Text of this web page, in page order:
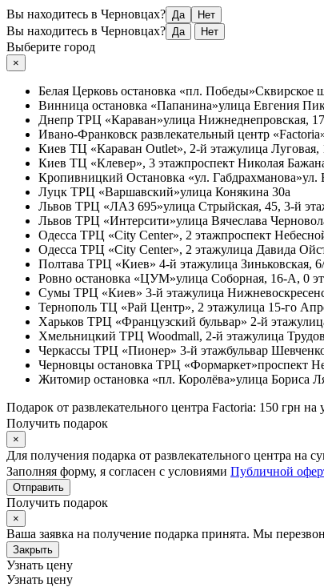
Вы находитесь в Черновцах? Да Нет
Вы находитесь в Черновцах? Да Нет
Выберите город
×
Белая Церковь остановка «пл. Победы»Сквирское
Винница остановка «Папанина»улица Евгения
Днепр ТРЦ «Караван»улица Нижнеднепровская,
Ивано-Франковск развлекательный центр
Киев ТЦ «Караван Outlet», 2-й этажулица Луговая,
Киев ТЦ «Клевер», 3 этажпроспект Николая
Кропивницкий Остановка «ул. Габдрахманова»ул.
Луцк ТРЦ «Варшавский»улица Конякина 30а
Львов ТРЦ «ЛАЗ 695»улица Стрыйская, 45, 3-й
Львов ТРЦ «Интерсити»улица Вячеслава
Одесса ТРЦ «City Center», 2 этажпроспект
Одесса ТРЦ «City Center», 2 этажулица Давида
Полтава ТРЦ «Киев» 4-й этажулица Зиньковская,
Ровно остановка «ЦУМ»улица Соборная, 16-А, 0
Сумы ТРЦ «Киев» 3-й этажулица
Тернополь ТЦ «Рай Центр», 2 этажулица 15-го
Харьков ТРЦ «Французский бульвар» 2-й этаж
Хмельницкий ТРЦ Woodmall, 2-й этажулица
Черкассы ТРЦ «Пионер» 3-й этажбульвар
Черновцы остановка ТРЦ «Формаркет»проспект
Житомир остановка «пл. Королёва»улица Бориса
Подарок от развлекательного центра Factoria: 150 грн на
Получить подарок
×
Для получения подарка от развлекательного центра на
Заполняя форму, я согласен с условиями Публичной
Отправить
Получить подарок
×
Ваша заявка на получение подарка принята. Мы
Закрыть
Узнать цену
Узнать цену